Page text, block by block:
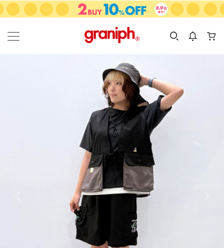
カテゴリーから探す
KIDS
カテゴリ
サイズ